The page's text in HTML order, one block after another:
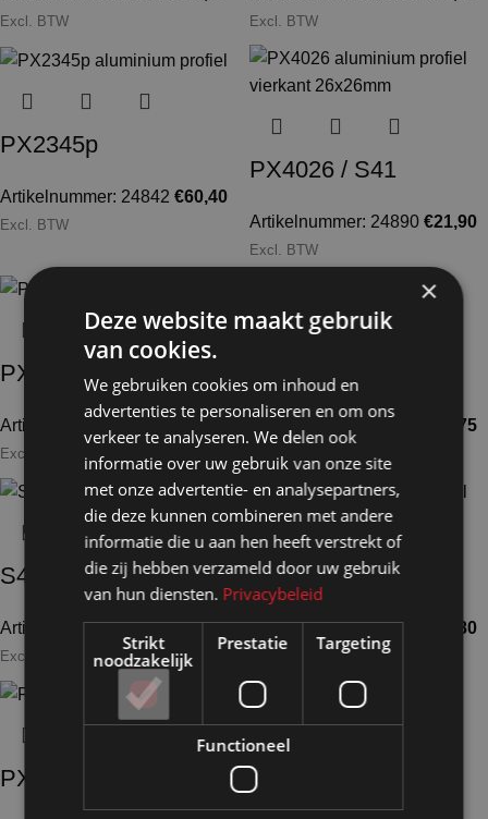
Excl. BTW Excl. BTW
PX2345p
Artikelnummer: 24842 €60,40
Excl. BTW
PX4026 / S41
Artikelnummer: 24890 €21,90
Excl. BTW
PX4032 / S40
Artikelnummer: 24891 29,70
Excl. BTW
S44
40,75
Excl. BTW
S47
Artikelnummer: 25054€44,10
Excl. BTW
PX4045 / S45
Artikelnummer: 24892 36,80
PX4060
PX4066 brut
×
Deze website maakt gebruik
van cookies.
We gebruiken cookies om inhoud en
advertenties te personaliseren en om ons
verkeer te analyseren. We delen ook
informatie over uw gebruik van onze site
met onze advertentie- en analysepartners,
die deze kunnen combineren met andere
informatie die u aan hen heeft verstrekt of
die zij hebben verzameld door uw gebruik
van hun diensten. Privacybeleid
Strikt
noodzakelijk
Prestatie Targeting
Functioneel